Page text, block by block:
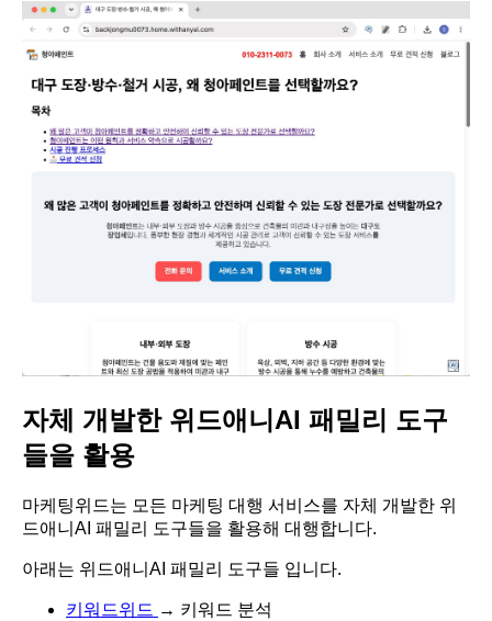
자체 개발한 위드애니AI 패밀리 도구
들을 활용
마케팅위드는 모든 마케팅 대행 서비스를 자체 개발한 위
드애니AI 패밀리 도구들을 활용해 대행합니다.
아래는 위드애니AI 패밀리 도구들 입니다.
키워드위드 → 키워드 분석